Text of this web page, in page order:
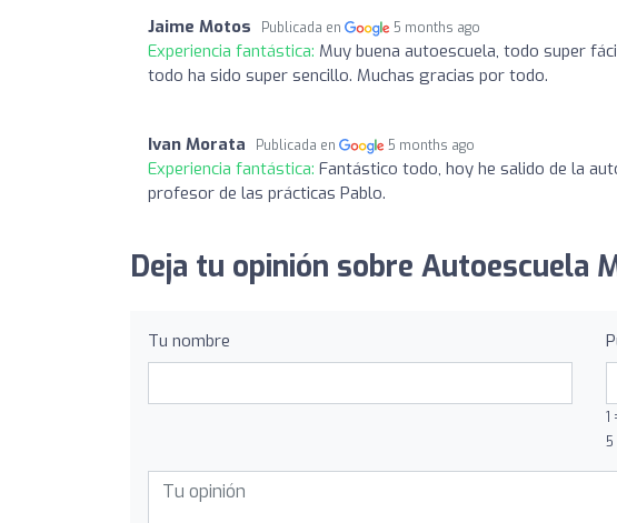
Jaime Motos Publicada en 5 months ago
Experiencia fantástica: Muy buena autoescuela, todo super
todo ha sido super sencillo. Muchas gracias por todo.
Ivan Morata Publicada en 5 months ago
Experiencia fantástica: Fantástico todo, hoy he salido de la
profesor de las prácticas Pablo.
Deja tu opinión sobre Autoescuela
Tu nombre
1
5